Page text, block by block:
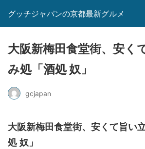
グッチジャパンの京都最新グルメ
大阪新梅田食堂街、安く
み処「酒処 奴」
gcjapan
大阪新梅田食堂街、安くて旨い
処 奴」